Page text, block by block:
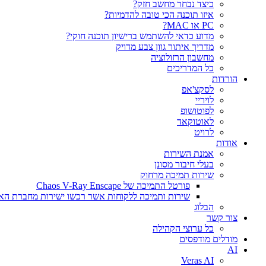
כיצד נבחר מחשב חזק?
איזו תוכנה הכי טובה להדמיות?‎‎
PC או MAC?
מדוע כדאי להשתמש ברישיון תוכנה חוקי?
מדריך איתור גוון צבע מדויק
מחשבון הרזולוציה
כל המדריכים
הורדות
לסקצ'אפ
לויריי
לפוטושופ
לאוטוקאד
לרויט
אודות
אמנת השירות
בעלי חיבור מסונן
שירות תמיכה מרחוק
פורטל התמיכה של Chaos V-Ray Enscape
שירות ותמיכה ללקוחות אשר רכשו ישירות מחברת
הבלוג
צור קשר
כל ערוצי הקהילה
מודלים מודפסים
AI
Veras AI